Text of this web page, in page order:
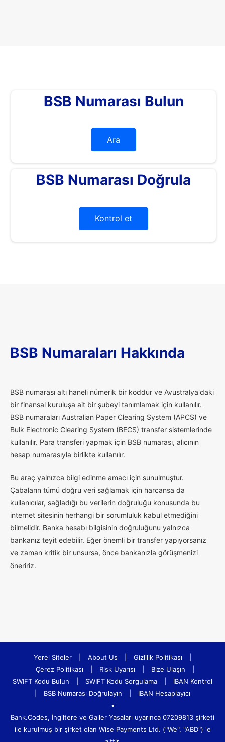
BSB Numarası Bulun
Ara
BSB Numarası Doğrula
Kontrol et
BSB Numaraları Hakkında
BSB numarası altı haneli nümerik bir koddur ve Avustralya'daki
bir finansal kuruluşa ait bir şubeyi tanımlamak için kullanılır.
BSB numaraları Australian Paper Clearing System (APCS) ve
Bulk Electronic Clearing System (BECS) transfer sistemlerinde
kullanılır. Para transferi yapmak için BSB numarası, alıcının
hesap numarasıyla birlikte kullanılır.
Bu araç yalnızca bilgi edinme amacı için sunulmuştur.
Çabaların tümü doğru veri sağlamak için harcansa da
kullanıcılar, sağladığı bu verilerin doğruluğu konusunda bu
internet sitesinin herhangi bir sorumluluk kabul etmediğini
bilmelidir. Banka hesabı bilgisinin doğruluğunu yalnızca
bankanız teyit edebilir. Eğer önemli bir transfer yapıyorsanız
ve zaman kritik bir unsursa, önce bankanızla görüşmenizi
öneririz.
Yerel Siteler About Us Gizlilik Politikası
Çerez Politikası
Risk Uyarısı Bize Ulaşın
SWIFT Kodu Bulun
SWIFT Kodu Sorgulama
İBAN Kontrol
BSB Numarası Doğrulayın
IBAN Hesaplayıcı
•
Bank.Codes, İngiltere ve Galler Yasaları uyarınca 07209813 şirketi
ile kurulmuş bir şirket olan Wise Payments Ltd. ("We", "ABD") 'e